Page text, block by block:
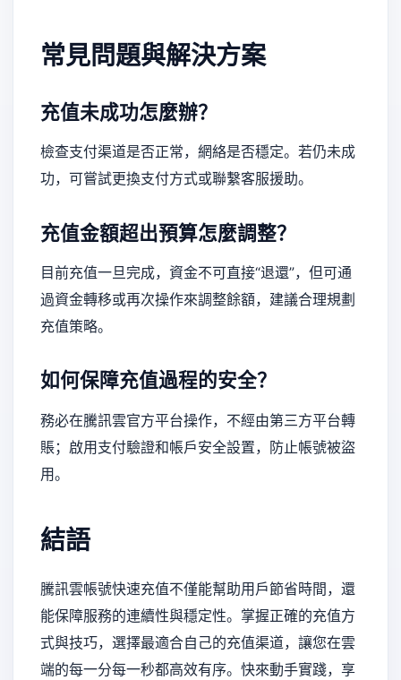
常見問題與解決方案
充值未成功怎麼辦？
檢查支付渠道是否正常，網絡是否穩定。若仍未成
功，可嘗試更換支付方式或聯繫客服援助。
充值金額超出預算怎麼調整？
目前充值一旦完成，資金不可直接“退還”，但可通
過資金轉移或再次操作來調整餘額，建議合理規劃
充值策略。
如何保障充值過程的安全？
務必在騰訊雲官方平台操作，不經由第三方平台轉
賬；啟用支付驗證和帳戶安全設置，防止帳號被盜
用。
結語
騰訊雲帳號快速充值不僅能幫助用戶節省時間，還
能保障服務的連續性與穩定性。掌握正確的充值方
式與技巧，選擇最適合自己的充值渠道，讓您在雲
端的每一分每一秒都高效有序。快來動手實踐，享